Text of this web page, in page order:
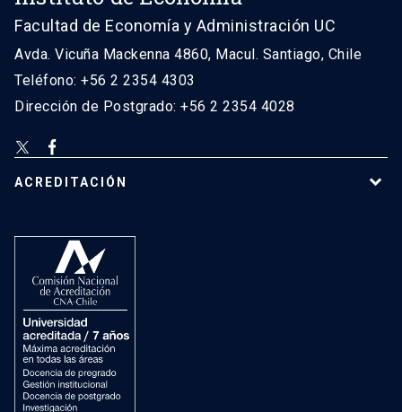
Facultad de Economía y Administración UC
Avda. Vicuña Mackenna 4860, Macul. Santiago, Chile
Teléfono: +56 2 2354 4303
Dirección de Postgrado: +56 2 2354 4028
ACREDITACIÓN